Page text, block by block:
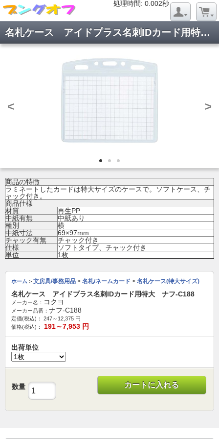
処理時間: 0.002秒
名札ケース アイドプラス名刺IDカード用特大 ナフ-C188
< >
商品の特徴
ラミネートしたカードは特大サイズのケースで。ソフトケース、チ
ャック付き。
商品仕様
材質
再生PP
中紙有無
中紙あり
種別
横
中紙寸法
69×97mm
チャック有無
チャック付き
仕様
ソフトタイプ、チャック付き
単位
1枚
ホーム > 文房具/事務用品 > 名札/ネームカード > 名札ケース(特大サイズ)
名札ケース アイドプラス名刺IDカード用特大 ナフ-C188
メーカー名： コクヨ
メーカー品番： ナフ-C188
定価(税込)： 247～12,375 円
価格(税込)：
191～7,953 円
出荷単位
数量 カートに入れる
処理時間: 0.020秒